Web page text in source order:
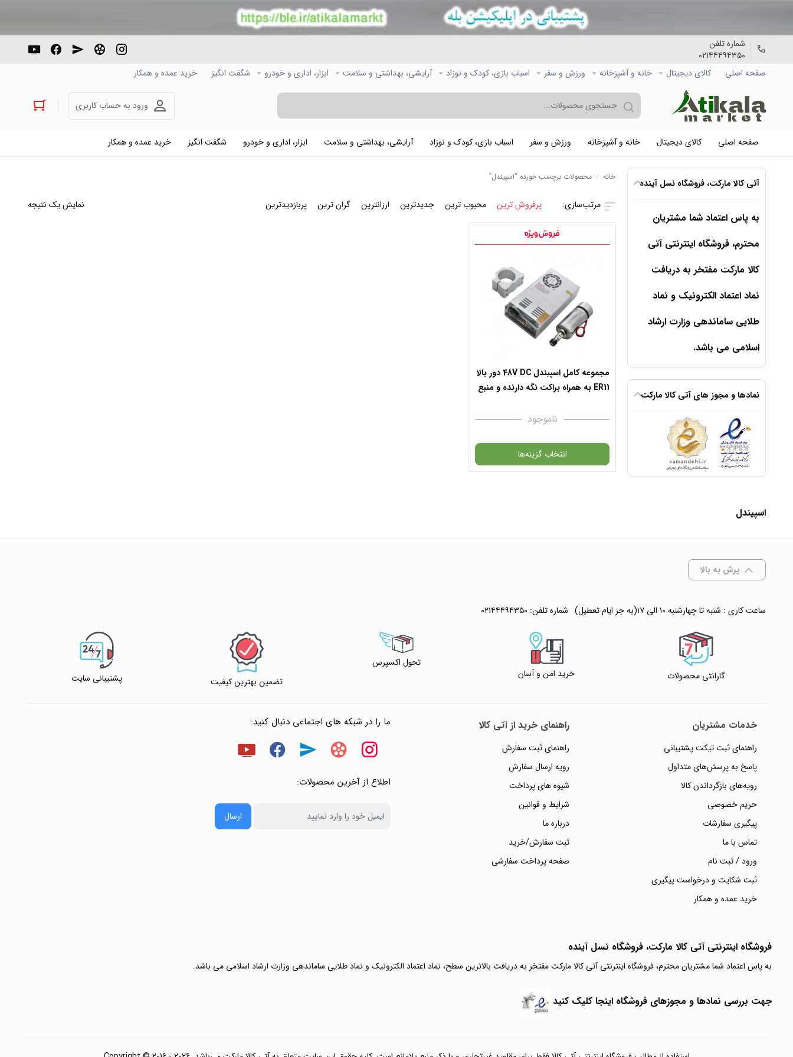
شماره تلفن
۰۲۱۴۴۴۹۴۳۵۰
صفحه اصلی
کالاي دیجیتال خانه و آشپزخانه ورزش و سفر اسباب بازی، کودک و نوزاد آرایشی، بهداشتی و سلامت ابزار، اداری و خودرو شگفت انگیز خرید عمده و همکار
ورود به حساب کاربری
صفحه اصلی کالاي دیجیتال خانه و آشپزخانه ورزش و سفر اسباب بازی، کودک و نوزاد آرایشی، بهداشتی و سلامت ابزار، اداری و خودرو شگفت انگیز خرید عمده و همکار
آتی کالا مارکت، فروشگاه نسل آینده
به پاس اعتماد شما مشتریان
محترم، فروشگاه اینترنتی آتی
کالا مارکت مفتخر به دریافت
نماد اعتماد الکترونیک و نماد
طلایی ساماندهی وزارت ارشاد
اسلامی می باشد.
نمادها و مجوز های آتی کالا مارکت
خانه / محصولات برچسب خورده “اسپیندل”
نمایش یک نتیجه پرفروش ترین محبوب ترین جدیدترین ارزانترین گران ترین پربازدیدترین
مجموعه کامل اسپیندل 48V DC دور بالا
ER11 به همراه براکت نگه دارنده و منبع
ناموجود
انتخاب گزینه‌ها
اسپیندل
پرش به بالا
ساعت کاری : شنبه تا چهارشنبه ۱۰ الی ۱۷(به جز ایام تعطیل) شماره تلفن: ۰۲۱۴۴۴۹۴۳۵۰
گارانتی محصولات خرید امن و آسان
تحول اکسپرس
تضمین بهترین کیفیت
پشتیبانی سایت
خدمات مشتریان
راهنمای ثبت تیکت پشتیبانی
پاسخ به پرسش‌های متداول
رویه‌های بازگرداندن کالا
حریم خصوصی
پیگیری سفارشات
تماس با ما
ورود / ثبت نام
ثبت شکایت و درخواست پیگیری
خرید عمده و همکار
راهنمای خرید از آتی کالا
راهنمای ثبت سفارش
رویه ارسال سفارش
شیوه های پرداخت
شرایط و قوانین
درباره ما
ثبت سفارش/خرید
صفحه پرداخت سفارشی
ما را در شبکه های اجتماعی دنبال کنید:
اطلاع از آخرین محصولات:
ارسال
فروشگاه اینترنتی آتی‌ کالا مارکت، فروشگاه نسل آینده
به پاس اعتماد شما مشتریان محترم، فروشگاه اینترنتی آتی کالا مارکت مفتخر به دریافت بالاترین سطح، نماد اعتماد الکترونیک و نماد طلایی ساماندهی وزارت ارشاد اسلامی می باشد.
جهت بررسی نمادها و مجوزهای فروشگاه اینجا کلیک کنید